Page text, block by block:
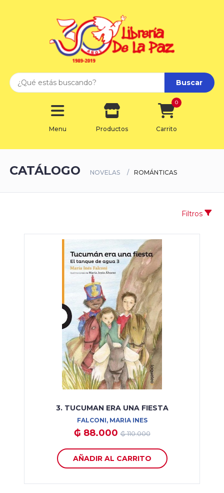
Buscar
Menu Productos Carrito
0
CATÁLOGO NOVELAS ROMÁNTICAS
Filtros
3. TUCUMAN ERA UNA FIESTA
FALCONI, MARIA INES
₲ 88.000₲ 110.000
AÑADIR AL CARRITO